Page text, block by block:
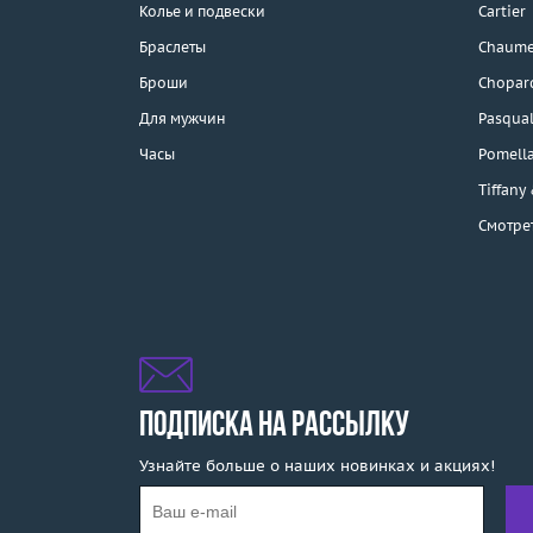
Бесплатная доставка
Покупка и оплата
Колье и подвески
Браслеты
Броши
Для мужчин
Часы
Cartier
Tiffany
ПОДПИСКА НА РАССЫЛКУ
Узнайте больше о наших новинках и акциях!